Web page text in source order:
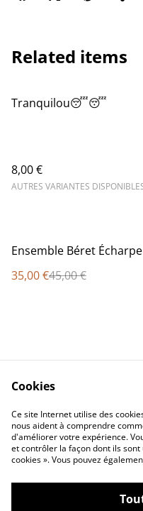
Related items
Tranquilou😴😴
8,00 €
AUTRES VARIANTES
%
Ensemble Béret Écharpe
35,00 €45,00 €
Contact Us
Privacy Policy
Cookies
Ce site Internet utilise des
nous aident à comprendre
d'améliorer votre expérience.
et contrôler la façon dont ils
cookies ». Vous pouvez